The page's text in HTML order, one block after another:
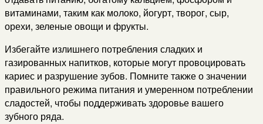
витаминами, таким как молоко, йогурт, творог, сыр,
орехи, зеленые овощи и фрукты.
Избегайте излишнего потребления сладких и
газированных напитков, которые могут провоцировать
кариес и разрушение зубов. Помните также о значении
правильного режима питания и умеренном потреблении
сладостей, чтобы поддерживать здоровье вашего
зубного ряда.